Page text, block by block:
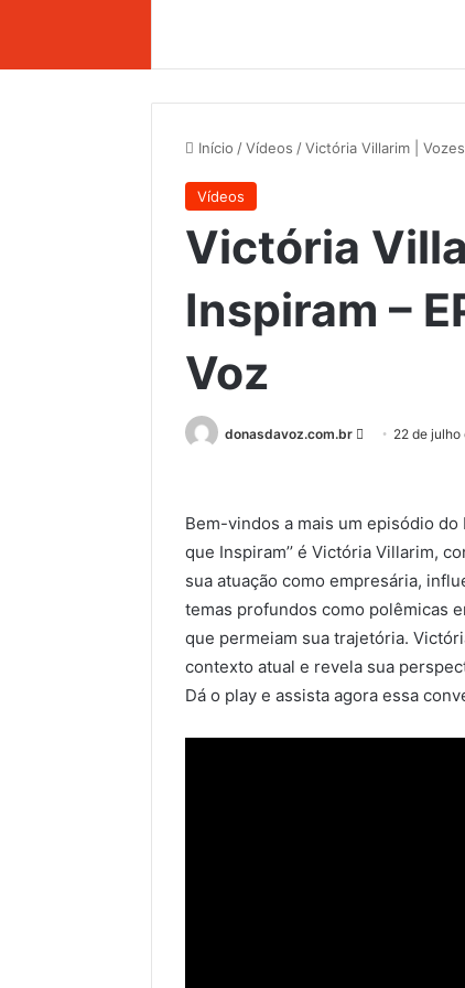
Início /Vídeos /Victória Villarim |
Vídeos
Victória
Inspiram –
Voz
donasdavoz.com.br
e
-
m
a
22 de julho
Bem-vindos a mais um episódio do
que Inspiram’’ é Victória Villarim,
sua atuação como empresária,
temas profundos como polêmicas
que permeiam sua trajetória.
contexto atual e revela sua
Dá o play e assista agora essa